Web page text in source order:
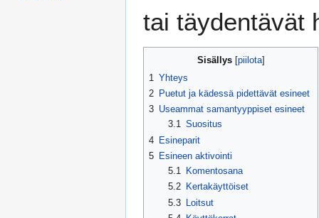
tai täydentävät
Sisällys
1 Yhteys
2 Puetut ja kädessä pidettävät esineet
3 Useammat samantyyppiset esineet
3.1 Suositus
4 Esineparit
5 Esineen aktivointi
5.1
Komentosana
5.2
Kertakäyttöiset
5.3 Loitsut